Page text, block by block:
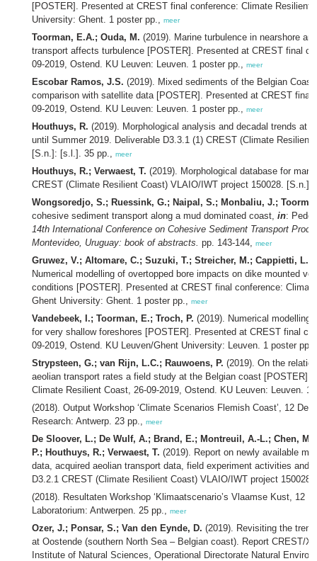
[POSTER]. Presented at CREST final conference: Climate Resilient
University: Ghent. 1 poster pp., meer
Toorman, E.A.; Ouda, M. (2019). Marine turbulence in nearshore
transport affects turbulence [POSTER]. Presented at CREST final
09-2019, Ostend. KU Leuven: Leuven. 1 poster pp., meer
Escobar Ramos, J.S. (2019). Mixed sediments of the Belgian
comparison with satellite data [POSTER]. Presented at CREST
09-2019, Ostend. KU Leuven: Leuven. 1 poster pp., meer
Houthuys, R. (2019). Morphological analysis and decadal trends at
until Summer 2019. Deliverable D3.3.1 (1) CREST (Climate
[S.n.]: [s.l.]. 35 pp., meer
Houthuys, R.; Verwaest, T. (2019). Morphological database for
CREST (Climate Resilient Coast) VLAIO/IWT project 150028.
Wongsoredjo, S.; Ruessink, G.; Naipal, S.; Monbaliu, J.;
cohesive sediment transport along a mud dominated coast, in:
14th International Conference on Cohesive Sediment Transport
Montevideo, Uruguay: book of abstracts. pp. 143-144, meer
Gruwez, V.; Altomare, C.; Suzuki, T.; Streicher, M.; Cappietti, L.;
Numerical modelling of overtopped bore impacts on dike mounted
conditions [POSTER]. Presented at CREST final conference:
Ghent University: Ghent. 1 poster pp., meer
Vandebeek, I.; Toorman, E.; Troch, P. (2019). Numerical modelling
for very shallow foreshores [POSTER]. Presented at CREST final
09-2019, Ostend. KU Leuven/Ghent University: Leuven. 1 poster pp.,
Strypsteen, G.; van Rijn, L.C.; Rauwoens, P. (2019). On the
aeolian transport rates a field study at the Belgian coast [POSTER].
Climate Resilient Coast, 26-09-2019, Ostend. KU Leuven: Leuven. 1
(2018). Output Workshop ‘Climate Scenarios Flemish Coast’, 12
Research: Antwerp. 23 pp., meer
De Sloover, L.; De Wulf, A.; Brand, E.; Montreuil, A.-L.; Chen,
P.; Houthuys, R.; Verwaest, T. (2019). Report on newly available
data, acquired aeolian transport data, field experiment activities and
D3.2.1 CREST (Climate Resilient Coast) VLAIO/IWT project
(2018). Resultaten Workshop ‘Klimaatscenario’s Vlaamse Kust, 12
Laboratorium: Antwerpen. 25 pp., meer
Ozer, J.; Ponsar, S.; Van den Eynde, D. (2019). Revisiting the
at Oostende (southern North Sea – Belgian coast). Report CREST/
Institute of Natural Sciences, Operational Directorate Natural